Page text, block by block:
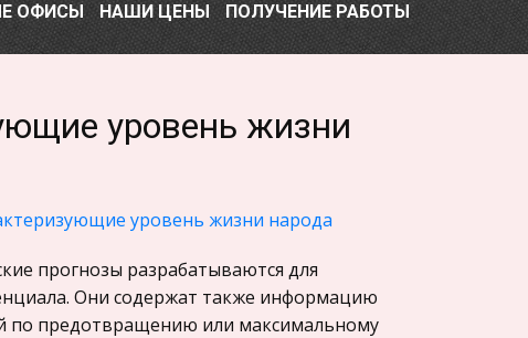
ОФИСЫ НАШИ ЦЕНЫ ПОЛУЧЕНИЕ РАБОТЫ
уровень жизни
уровень жизни народа
прогнозы разрабатываются для
Они содержат также информацию
по предотвращению или максимальному